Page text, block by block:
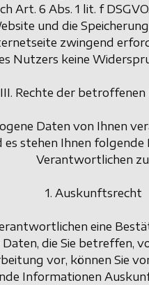
Art. 6 Abs. 1 lit. f
und die
zwingend
Nutzers keine
III. Rechte der betroffenen
Daten von Ihnen
es stehen Ihnen
Verantwortlichen
1. Auskunftsrecht
eine
die Sie betreffen,
vor, können Sie
Informationen